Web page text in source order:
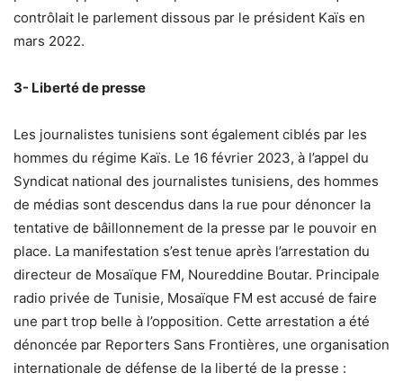
contrôlait le parlement dissous par le président Kaïs en
mars 2022.
3- Liberté de presse
Les journalistes tunisiens sont également ciblés par les
hommes du régime Kaïs. Le 16 février 2023, à l’appel du
Syndicat national des journalistes tunisiens, des hommes
de médias sont descendus dans la rue pour dénoncer la
tentative de bâillonnement de la presse par le pouvoir en
place. La manifestation s’est tenue après l’arrestation du
directeur de Mosaïque FM, Noureddine Boutar. Principale
radio privée de Tunisie, Mosaïque FM est accusé de faire
une part trop belle à l’opposition. Cette arrestation a été
dénoncée par Reporters Sans Frontières, une organisation
internationale de défense de la liberté de la presse :